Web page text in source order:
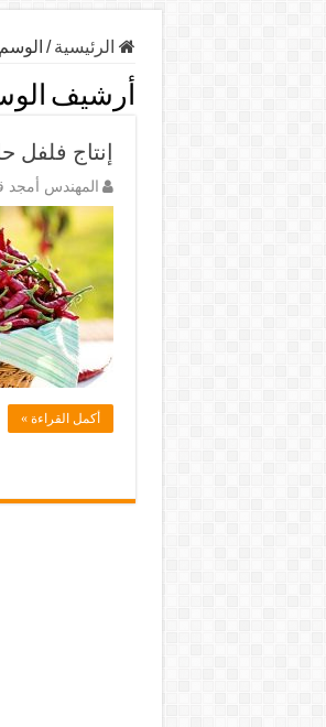
الرئيسية /
أرشيف
إنتاج
المهندس أمجد
أكمل القراءة »